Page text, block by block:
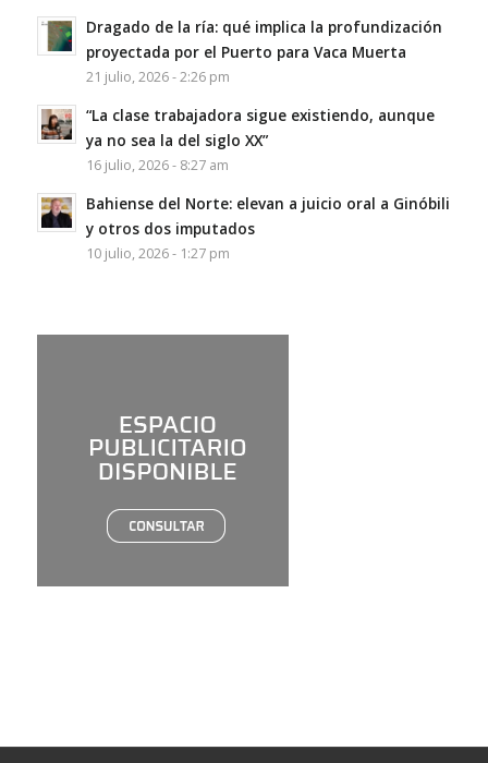
Dragado de la ría: qué implica la profundización
proyectada por el Puerto para Vaca Muerta
21 julio, 2026 - 2:26 pm
“La clase trabajadora sigue existiendo, aunque
ya no sea la del siglo XX”
16 julio, 2026 - 8:27 am
Bahiense del Norte: elevan a juicio oral a Ginóbili
y otros dos imputados
10 julio, 2026 - 1:27 pm